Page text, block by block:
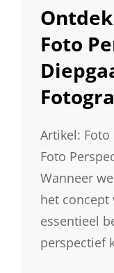
Foto
Artikel: Foto
Foto
Wanneer
het concept
essentieel
perspectief